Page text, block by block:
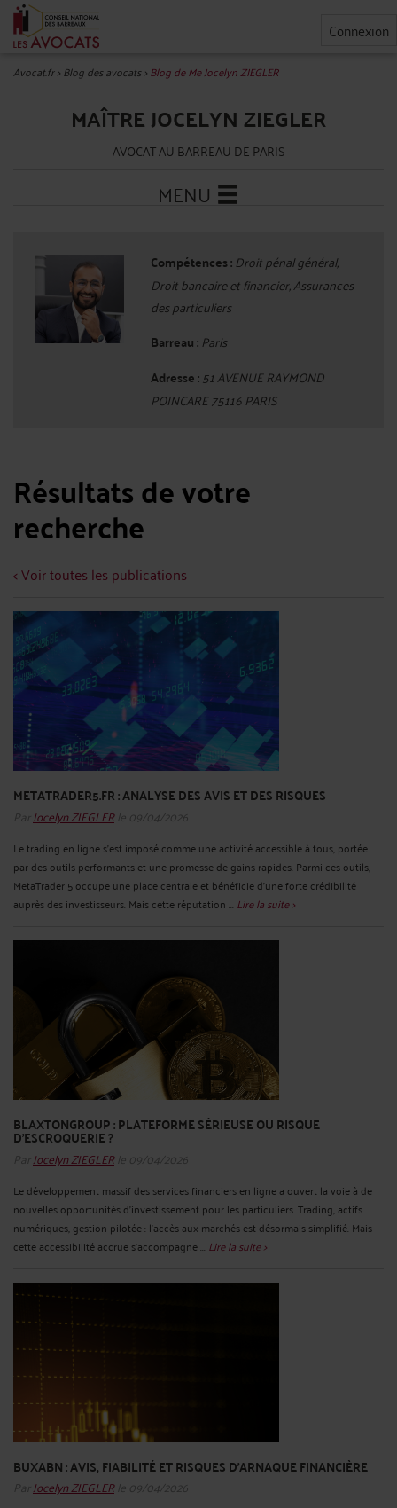
Connexion
Avocat.fr>Blog des avocats>Blog de Me Jocelyn ZIEGLER
MAÎTRE JOCELYN ZIEGLER
AVOCAT AU BARREAU DE PARIS
MENU
Compétences : Droit pénal général,
Droit bancaire et financier, Assurances
des particuliers
Barreau : Paris
Adresse :51 AVENUE RAYMOND
POINCARE 75116 PARIS
Résultats de votre
recherche
< Voir toutes les publications
METATRADER5.FR : ANALYSE DES AVIS ET DES RISQUES
Par Jocelyn ZIEGLERle 09/04/2026
Le trading en ligne s’est imposé comme une activité accessible à tous, portée
par des outils performants et une promesse de gains rapides. Parmi ces outils,
MetaTrader 5 occupe une place centrale et bénéficie d’une forte crédibilité
auprès des investisseurs. Mais cette réputation ... Lire la suite >
BLAXTONGROUP : PLATEFORME SÉRIEUSE OU RISQUE
D’ESCROQUERIE ?
Par Jocelyn ZIEGLERle 09/04/2026
Le développement massif des services financiers en ligne a ouvert la voie à de
nouvelles opportunités d’investissement pour les particuliers. Trading, actifs
numériques, gestion pilotée : l’accès aux marchés est désormais simplifié. Mais
cette accessibilité accrue s’accompagne ... Lire la suite >
BUXABN : AVIS, FIABILITÉ ET RISQUES D’ARNAQUE FINANCIÈRE
Par Jocelyn ZIEGLERle 09/04/2026